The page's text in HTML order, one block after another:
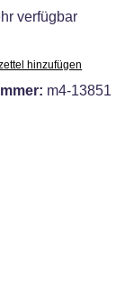
verfügbar
hinzufügen
m4-13851